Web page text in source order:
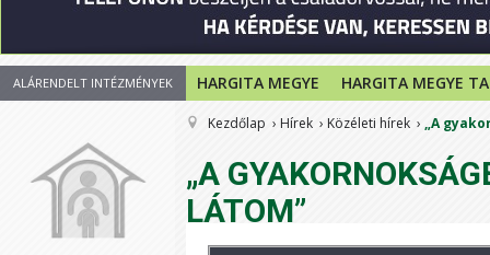
12
ALÁRENDELT INTÉZMÉNYEK HARGITA MEGYE HARGITA MEGYE
Kezdőlap Hírek Közéleti hírek „A
„A
LÁTOM”